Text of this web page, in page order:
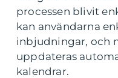
processen blivit
kan användarna
inbjudningar, och
uppdateras
kalendrar.